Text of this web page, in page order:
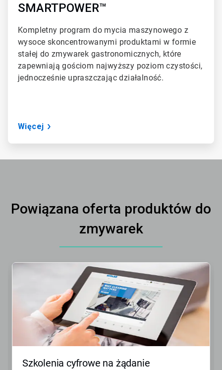
SMARTPOWER™
Kompletny program do mycia maszynowego z
wysoce skoncentrowanymi produktami w formie
stałej do zmywarek gastronomicznych, które
zapewniają gościom najwyższy poziom czystości,
jednocześnie upraszczając działalność.
Więcej
Powiązana oferta produktów do
zmywarek
To
Poprzedni
lub
Szkolenia cyfrowe na żądanie